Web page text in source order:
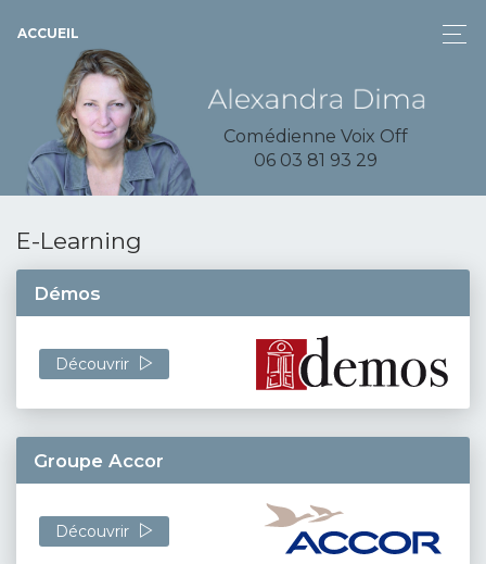
ACCUEIL
Comédienne Voix Off
06 03 81 93 29
E-Learning
Démos
Découvrir
Groupe Accor
Découvrir